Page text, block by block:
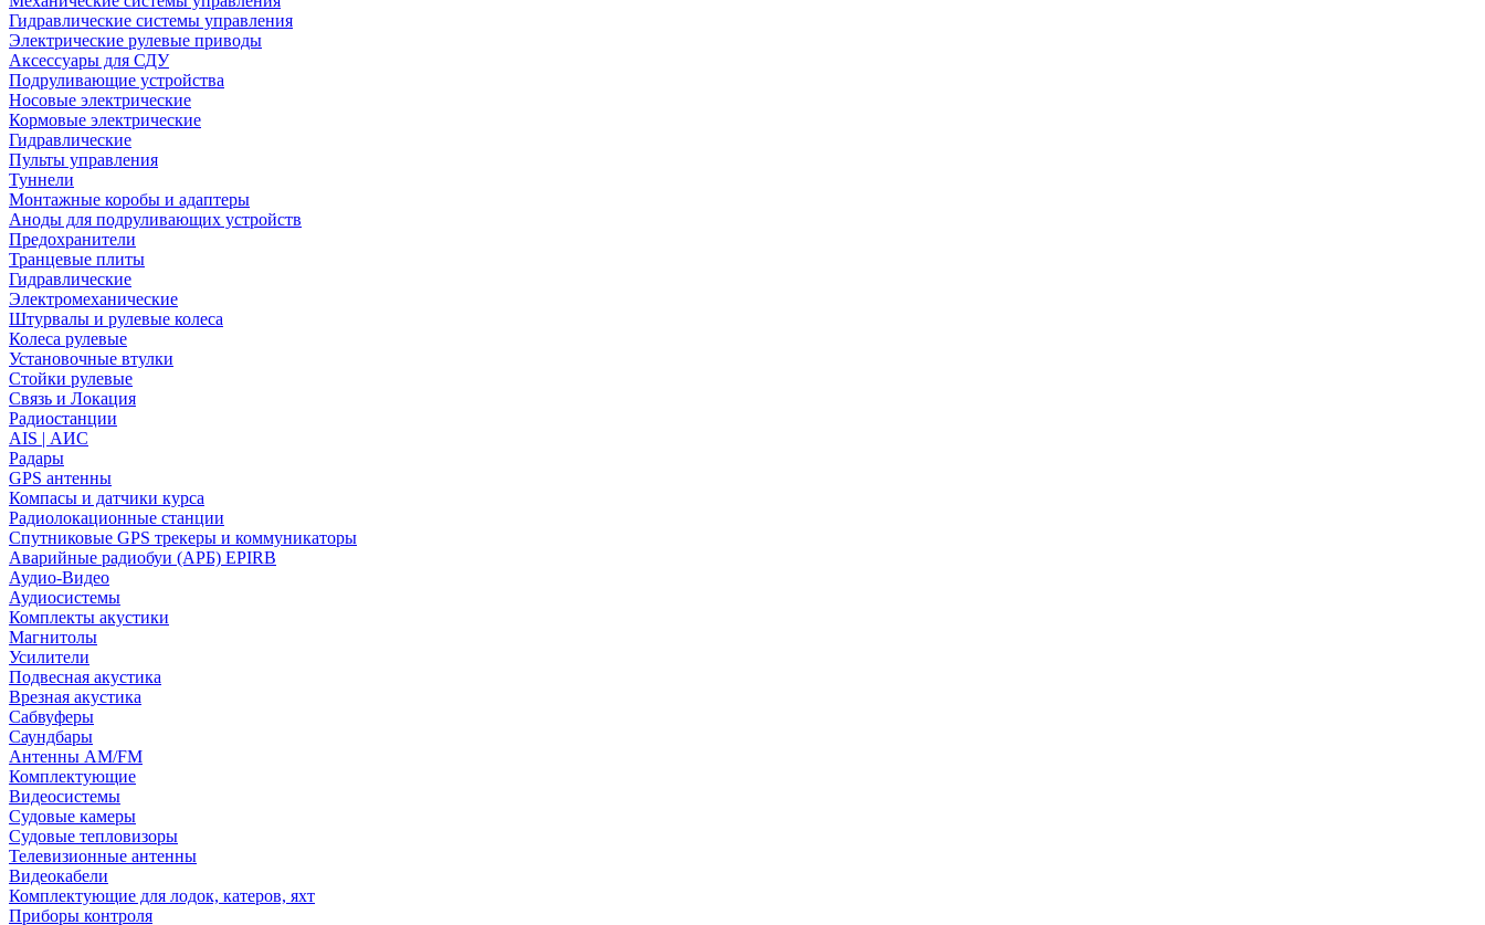
Гидравлические системы управления
Электрические рулевые приводы
Аксессуары для СДУ
Подруливающие устройства
Носовые электрические
Кормовые электрические
Гидравлические
Пульты управления
Туннели
Монтажные коробы и адаптеры
Аноды для подруливающих устройств
Предохранители
Транцевые плиты
Гидравлические
Электромеханические
Штурвалы и рулевые колеса
Колеса рулевые
Установочные втулки
Стойки рулевые
Связь и Локация
Радиостанции
AIS | АИС
Радары
GPS антенны
Компасы и датчики курса
Радиолокационные станции
Спутниковые GPS трекеры и коммуникаторы
Аварийные радиобуи (АРБ) EPIRB
Аудио-Видео
Аудиосистемы
Комплекты акустики
Магнитолы
Усилители
Подвесная акустика
Врезная акустика
Сабвуферы
Саундбары
Антенны AM/FM
Комплектующие
Видеосистемы
Судовые камеры
Cудовые тепловизоры
Телевизионные антенны
Видеокабели
Комплектующие для лодок, катеров, яхт
Приборы контроля